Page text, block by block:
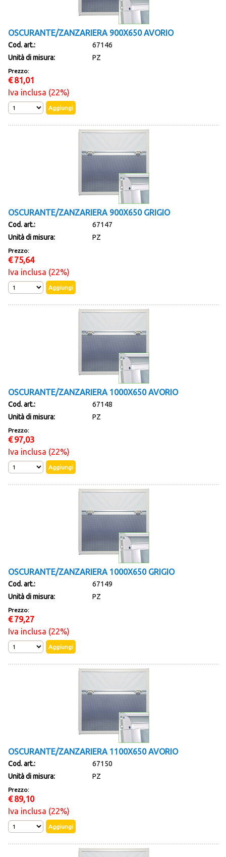
OSCURANTE/ZANZARIERA 900X650 AVORIO
Cod. art.:
67146
Unità di misura:
PZ
Prezzo:
€ 81,01
Iva inclusa (22%)
OSCURANTE/ZANZARIERA 900X650 GRIGIO
Cod. art.:
67147
Unità di misura:
PZ
Prezzo:
€ 75,64
Iva inclusa (22%)
OSCURANTE/ZANZARIERA 1000X650 AVORIO
Cod. art.:
67148
Unità di misura:
PZ
Prezzo:
€ 97,03
Iva inclusa (22%)
OSCURANTE/ZANZARIERA 1000X650 GRIGIO
Cod. art.:
67149
Unità di misura:
PZ
Prezzo:
€ 79,27
Iva inclusa (22%)
OSCURANTE/ZANZARIERA 1100X650 AVORIO
Cod. art.:
67150
Unità di misura:
PZ
Prezzo:
€ 89,10
Iva inclusa (22%)